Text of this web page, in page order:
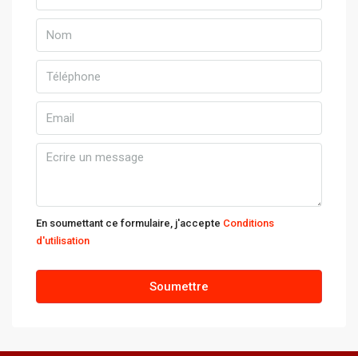
En soumettant ce formulaire, j'accepte Conditions
d'utilisation
Soumettre